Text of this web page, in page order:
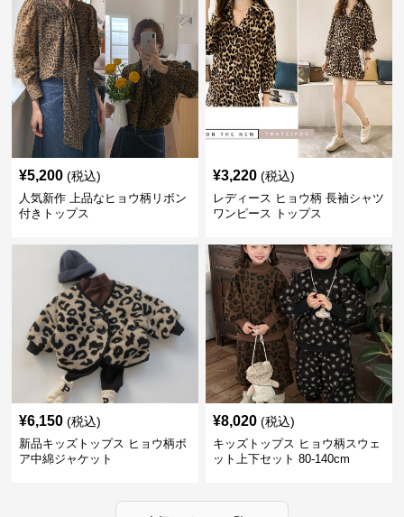
¥5,200 (税込)
人気新作 上品なヒョウ柄リボン
付きトップス
¥3,220 (税込)
レディース ヒョウ柄 長袖シャツ
ワンピース トップス
¥6,150 (税込)
新品キッズトップス ヒョウ柄ボ
ア中綿ジャケット
¥8,020 (税込)
キッズトップス ヒョウ柄スウェ
ット上下セット 80-140cm